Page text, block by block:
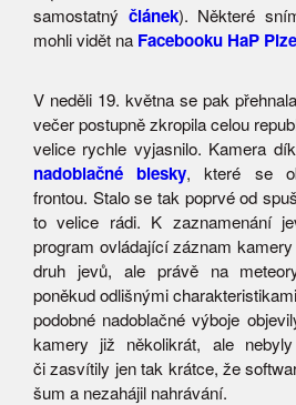
samostatný článek). Některé
mohli vidět na Facebooku HaP
V neděli 19. května se pak
večer postupně zkropila celou
velice rychle vyjasnilo. Kamera
nadoblačné blesky, které se
frontou. Stalo se tak poprvé od
to velice rádi. K zaznamenání
program ovládající záznam
druh jevů, ale právě na
poněkud odlišnými
podobné nadoblačné výboje
kamery již několikrát, ale
či zasvítily jen tak krátce, že
šum a nezahájil nahrávání.